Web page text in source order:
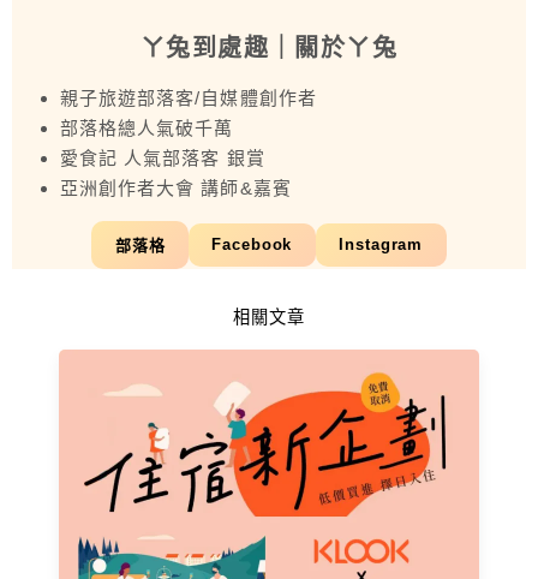
ㄚ兔到處趣 ｜關於ㄚ兔
親子旅遊部落客/自媒體創作者
部落格總人氣破千萬
愛食記 人氣部落客 銀賞
亞洲創作者大會 講師&嘉賓
部落格 Facebook Instagram
相關文章